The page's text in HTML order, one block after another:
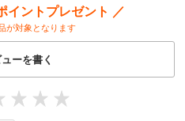
月号
イントプレゼント ／
が対象となります
ーを書く